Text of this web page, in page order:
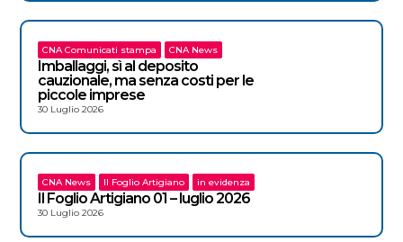
CNA Comunicati stampa CNA News
Imballaggi, sì al deposito
cauzionale, ma senza costi per le
piccole imprese
30 Luglio 2026
CNA News Il Foglio Artigiano in evidenza
Il Foglio Artigiano 01 – luglio 2026
30 Luglio 2026